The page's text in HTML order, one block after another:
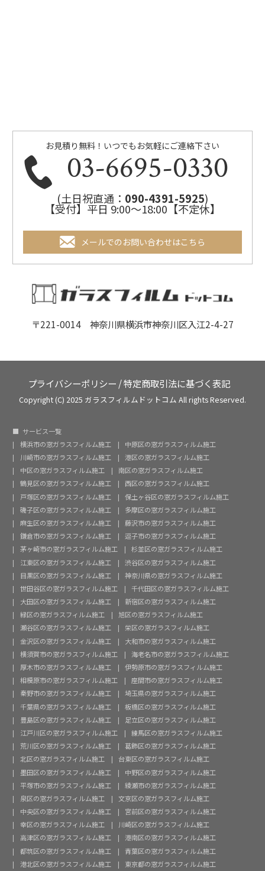
お見積り無料！いつでもお気軽にご連絡下さい
03-6695-0330
(土日祝直通： 090-4391-5925)
【受付】平日 9:00～18:00【不定休】
メールでのお問い合わせはこちら
〒221-0014 神奈川県横浜市神奈川区入江2-4-27
プライバシーポリシー /特定商取引法に基づく表記
Copyright (C) 2025 ガラスフィルムドットコム All rights Reserved.
サービス一覧
横浜市の窓ガラスフィルム施工
中原区の窓ガラスフィルム施工
川崎市の窓ガラスフィルム施工
港区の窓ガラスフィルム施工
中区の窓ガラスフィルム施工
南区の窓ガラスフィルム施工
鶴見区の窓ガラスフィルム施工
西区の窓ガラスフィルム施工
戸塚区の窓ガラスフィルム施工
保土ヶ谷区の窓ガラスフィルム施工
磯子区の窓ガラスフィルム施工
多摩区の窓ガラスフィルム施工
麻生区の窓ガラスフィルム施工
藤沢市の窓ガラスフィルム施工
鎌倉市の窓ガラスフィルム施工
逗子市の窓ガラスフィルム施工
茅ヶ崎市の窓ガラスフィルム施工
杉並区の窓ガラスフィルム施工
江東区の窓ガラスフィルム施工
渋谷区の窓ガラスフィルム施工
目黒区の窓ガラスフィルム施工
神奈川県の窓ガラスフィルム施工
世田谷区の窓ガラスフィルム施工
千代田区の窓ガラスフィルム施工
大田区の窓ガラスフィルム施工
新宿区の窓ガラスフィルム施工
緑区の窓ガラスフィルム施工
旭区の窓ガラスフィルム施工
瀬谷区の窓ガラスフィルム施工
栄区の窓ガラスフィルム施工
金沢区の窓ガラスフィルム施工
大和市の窓ガラスフィルム施工
横須賀市の窓ガラスフィルム施工
海老名市の窓ガラスフィルム施工
厚木市の窓ガラスフィルム施工
伊勢原市の窓ガラスフィルム施工
相模原市の窓ガラスフィルム施工
座間市の窓ガラスフィルム施工
秦野市の窓ガラスフィルム施工
埼玉県の窓ガラスフィルム施工
千葉県の窓ガラスフィルム施工
板橋区の窓ガラスフィルム施工
豊島区の窓ガラスフィルム施工
足立区の窓ガラスフィルム施工
江戸川区の窓ガラスフィルム施工
練馬区の窓ガラスフィルム施工
荒川区の窓ガラスフィルム施工
葛飾区の窓ガラスフィルム施工
北区の窓ガラスフィルム施工
台東区の窓ガラスフィルム施工
墨田区の窓ガラスフィルム施工
中野区の窓ガラスフィルム施工
平塚市の窓ガラスフィルム施工
綾瀬市の窓ガラスフィルム施工
泉区の窓ガラスフィルム施工
文京区の窓ガラスフィルム施工
中央区の窓ガラスフィルム施工
宮前区の窓ガラスフィルム施工
幸区の窓ガラスフィルム施工
川崎区の窓ガラスフィルム施工
高津区の窓ガラスフィルム施工
港南区の窓ガラスフィルム施工
都筑区の窓ガラスフィルム施工
青葉区の窓ガラスフィルム施工
港北区の窓ガラスフィルム施工
東京都の窓ガラスフィルム施工